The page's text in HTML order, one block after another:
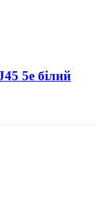
5e білий